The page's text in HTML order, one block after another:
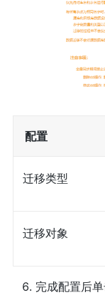
配置
迁移类型
迁移对象
完成配置后